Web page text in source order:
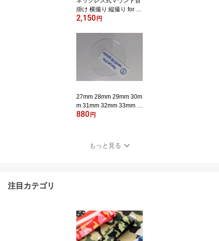
掛け 横撮り 縦撮り for go
pro dji Action1 2 3 4 6 5
12 11 10 9 8 7 6 5 スマ
ホ その他アクションカメ
2,150 円
27mm 28mm 29mm 30m
m 31mm 32mm 33mm 3
4mm 35mm 36mm 37m
Watch (スマートウォッ
チ) 腕時計 円形 ガラス
880 円
もっと見る
注目カテゴリ